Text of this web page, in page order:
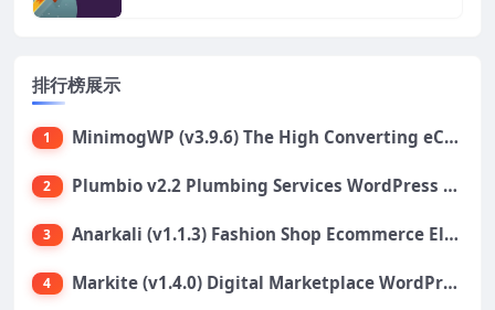
排行榜展示
1 MinimogWP (v3.9.6) The High Converting eCommerce WordPress Theme
2 Plumbio v2.2 Plumbing Services WordPress Theme
3 Anarkali (v1.1.3) Fashion Shop Ecommerce Elementor Theme
4 Markite (v1.4.0) Digital Marketplace WordPress Theme